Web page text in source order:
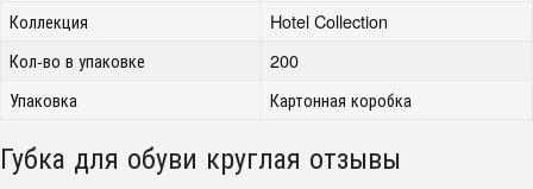
Коллекция
Hotel Collection
Кол-во в упаковке
200
Упаковка
Картонная коробка
Губка для обуви круглая отзывы